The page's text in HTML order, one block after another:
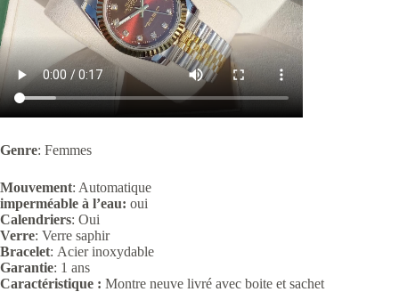
Genre: Femmes
Mouvement: Automatique
imperméable à l’eau: oui
Calendriers: Oui
Verre: Verre saphir
Bracelet: Acierinoxydable
Garantie: 1 ans
Caractéristique : Montre neuve livré avec boite et sachet